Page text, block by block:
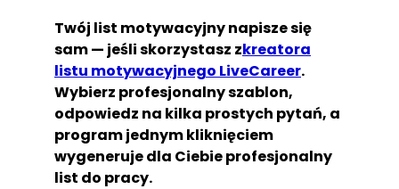
Twój list motywacyjny napisze się
sam — jeśli skorzystasz zkreatora
listu motywacyjnego LiveCareer.
Wybierz profesjonalny szablon,
odpowiedz na kilka prostych pytań, a
program jednym kliknięciem
wygeneruje dla Ciebie profesjonalny
list do pracy.